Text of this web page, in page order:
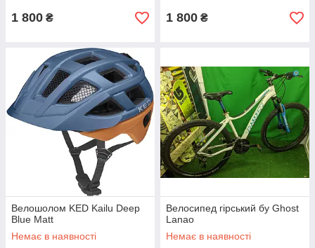
1 800 ₴ 1 800 ₴
Велошолом KED Kailu Deep
Blue Matt
Немає в наявності
Велосипед гірський бу Ghost
Lanao
Немає в наявності